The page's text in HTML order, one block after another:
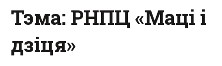
Тэма: РНПЦ «Маці і
дзіця»